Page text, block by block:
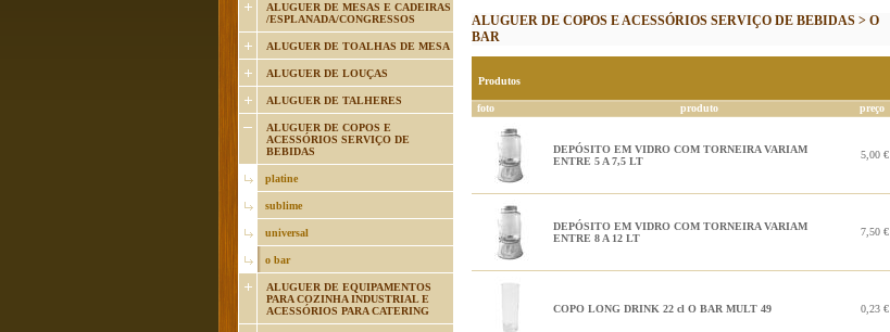
ALUGUER DE MESAS E CADEIRAS
/ESPLANADA/CONGRESSOS
ALUGUER DE TOALHAS DE MESA
ALUGUER DE LOUÇAS
ALUGUER DE TALHERES
ALUGUER DE COPOS E
ACESSÓRIOS SERVIÇO DE
BEBIDAS
platine
sublime
universal
o bar
ALUGUER DE EQUIPAMENTOS
PARA COZINHA INDUSTRIAL E
ACESSÓRIOS PARA CATERING
ALUGUER DE COPOS E ACESSÓRIOS SERVIÇO DE BEBIDAS > O
BAR
Produtos
foto produto preço
DEPÓSITO EM VIDRO COM TORNEIRA VARIAM
ENTRE 5 A 7,5 LT
5,00 €
DEPÓSITO EM VIDRO COM TORNEIRA VARIAM
ENTRE 8 A 12 LT
7,50 €
COPO LONG DRINK 22 cl O BAR MULT 49 0,23 €